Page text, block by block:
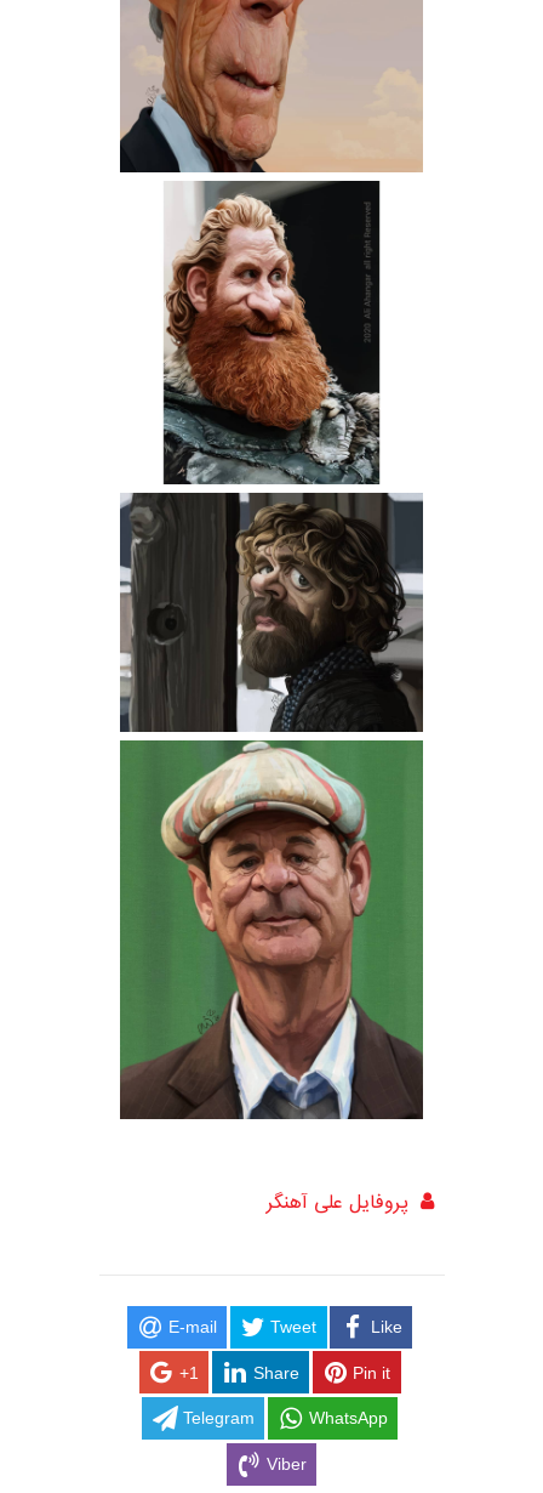
پروفایل علی آهنگر
E-mail Tweet Like
+1 Share Pin it
Telegram WhatsApp
Viber